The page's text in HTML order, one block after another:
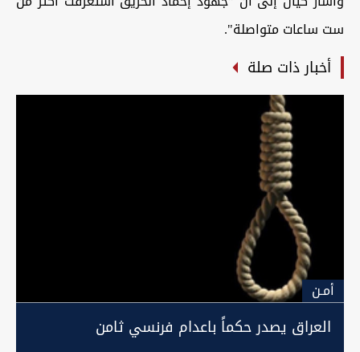
ست ساعات متواصلة".
أخبار ذات صلة
أمـن
العراق يصدر حكماً باعدام فرنسي ثامن